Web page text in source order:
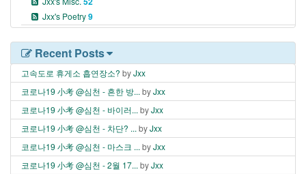
Jxx's Poetry9
Recent Posts
고속도로 휴게소 흡연장소? byJxx
코로나19 小考 @심천 - 흔한 방... byJxx
코로나19 小考 @심천 - 바이러... byJxx
코로나19 小考 @심천 - 차단? ... byJxx
코로나19 小考 @심천 - 마스크 ... byJxx
코로나19 小考 @심천 - 2월 17... byJxx